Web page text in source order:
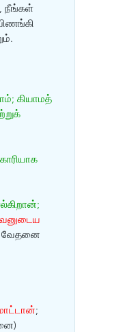
நீங்கள்
கியாமத்
வேதனை
;